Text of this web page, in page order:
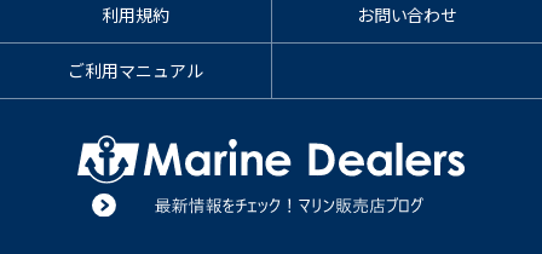
利用規約 お問い合わせ
ご利用マニュアル